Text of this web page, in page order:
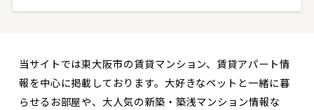
当サイトでは東大阪市の賃貸マンション、賃貸アパート情
報を中心に掲載しております。大好きなペットと一緒に暮
らせるお部屋や、大人気の新築・築浅マンション情報な